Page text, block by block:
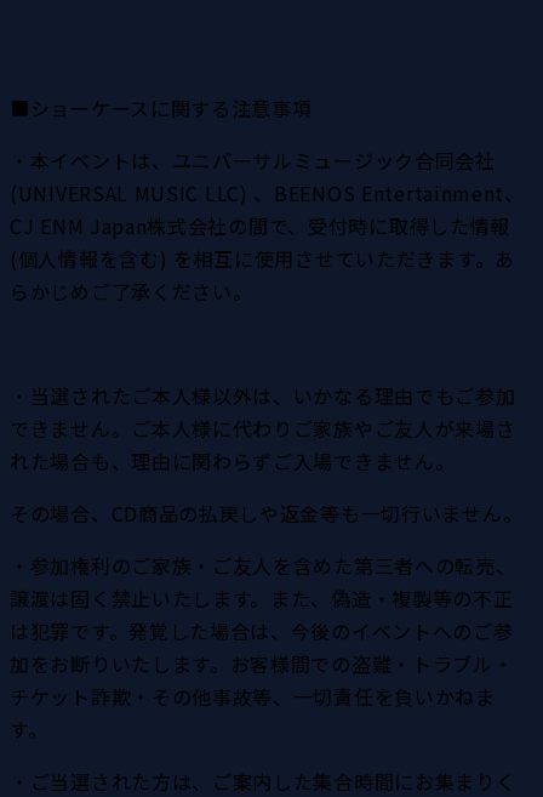
■ショーケースに関する注意事項
・本イベントは、ユニバーサルミュージック合同会社
(UNIVERSAL MUSIC LLC) 、BEENOS Entertainment、
CJ ENM Japan株式会社の間で、受付時に取得した情報
(個人情報を含む) を相互に使用させていただきます。あ
らかじめご了承ください。
・当選されたご本人様以外は、いかなる理由でもご参加
できません。ご本人様に代わりご家族やご友人が来場さ
れた場合も、理由に関わらずご入場できません。
その場合、CD商品の払戻しや返金等も一切行いません。
・参加権利のご家族・ご友人を含めた第三者への転売、
譲渡は固く禁止いたします。また、偽造・複製等の不正
は犯罪です。発覚した場合は、今後のイベントへのご参
加をお断りいたします。お客様間での盗難・トラブル・
チケット詐欺・その他事故等、一切責任を負いかねま
す。
・ご当選された方は、ご案内した集合時間にお集まりく